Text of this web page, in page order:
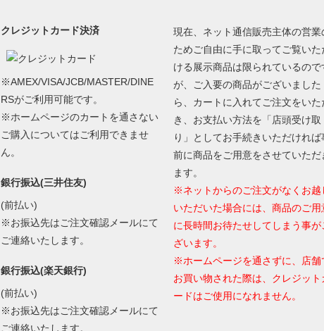
クレジットカード決済
※AMEX/VISA/JCB/MASTER/DINE
RSがご利用可能です。
※ホームページのカートを通さない
ご購入についてはご利用できませ
ん。
銀行振込(三井住友)
(前払い)
※お振込先はご注文確認メールにて
ご連絡いたします。
銀行振込(楽天銀行)
(前払い)
※お振込先はご注文確認メールにて
ご連絡いたします。
現在、ネット通信販売主体の営業
ためご自由に手に取ってご覧いた
ける展示商品は限られているので
が、ご入要の商品がございました
ら、カートに入れてご注文をいた
き、お支払い方法を「店頭受け取
り」としてお手続きいただければ
前に商品をご用意をさせていただ
ます。
※ネットからのご注文がなくお越
いただいた場合には、商品のご用
に長時間お待たせしてしまう事が
ざいます。
※ホームページを通さずに、店舗
お買い物された際は、クレジット
ードはご使用になれません。